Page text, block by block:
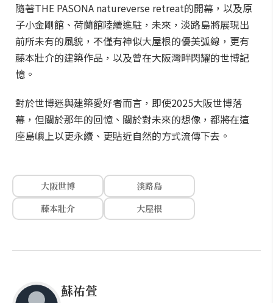
隨著THE PASONA natureverse retreat的開幕，以及原
子小金剛館、荷蘭館陸續進駐，未來，淡路島將展現出
前所未有的風貌，不僅有神似大屋根的優美弧線，更有
藤本壯介的建築作品，以及曾在大阪灣畔閃耀的世博記
憶。
對於世博迷與建築愛好者而言，即使2025大阪世博落
幕，但關於那年的回憶、關於對未來的想像，都將在這
座島嶼上以更永續、更貼近自然的方式流傳下去。
大阪世博
淡路島
藤本壯介
大屋根
蘇祐萱